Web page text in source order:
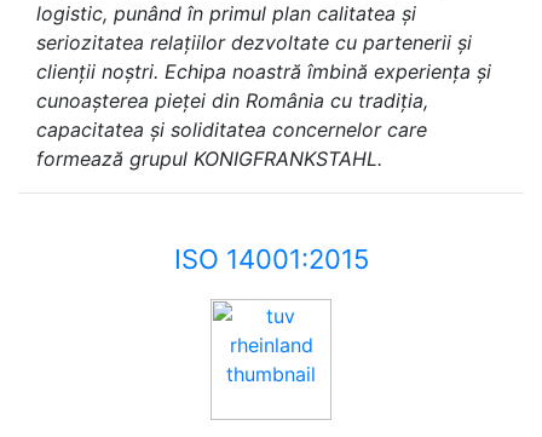
logistic, punând în primul plan calitatea și
seriozitatea relațiilor dezvoltate cu partenerii și
clienții noștri. Echipa noastră îmbină experiența și
cunoașterea pieței din România cu tradiția,
capacitatea și soliditatea concernelor care
formează grupul KONIGFRANKSTAHL.
ISO 14001:2015